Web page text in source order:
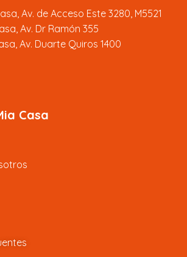
Av. de Acceso Este 3280, M5521
Av. Dr Ramón 355
Av. Duarte Quiros 1400
Casa